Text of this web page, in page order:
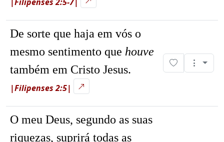
De sorte que haja em vós o
mesmo sentimento que houve
também em Cristo Jesus.
|Filipenses 2:5|
O meu Deus, segundo as suas
riquezas, suprirá todas as